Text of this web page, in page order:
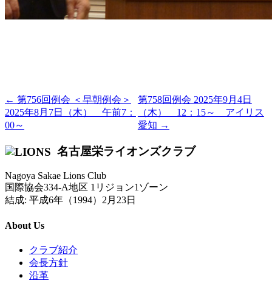
← 第756回例会 ＜早朝例会＞
2025年8月7日（木） 午前7：
00～
第758回例会 2025年9月4日
（木） 12：15～ アイリス
愛知 →
名古屋栄ライオンズクラブ
Nagoya Sakae Lions Club
国際協会334-A地区 1リジョン1ゾーン
結成: 平成6年（1994）2月23日
About Us
クラブ紹介
会長方針
沿革